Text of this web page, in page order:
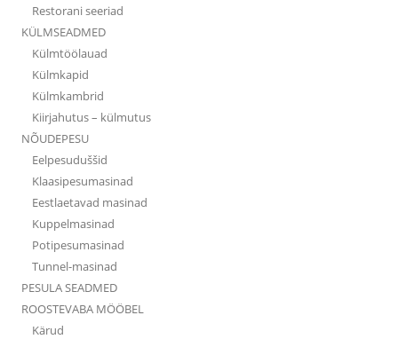
Restorani seeriad
KÜLMSEADMED
Külmtöölauad
Külmkapid
Külmkambrid
Kiirjahutus – külmutus
NÕUDEPESU
Eelpesuduššid
Klaasipesumasinad
Eestlaetavad masinad
Kuppelmasinad
Potipesumasinad
Tunnel-masinad
PESULA SEADMED
ROOSTEVABA MÖÖBEL
Kärud